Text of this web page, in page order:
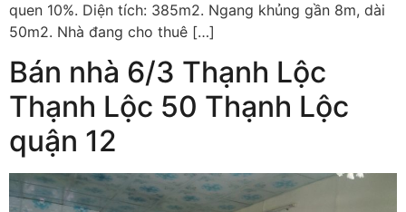
quen 10%. Diện tích: 385m2. Ngang khủng gần 8m, dài
50m2. Nhà đang cho thuê […]
Bán nhà 6/3 Thạnh Lộc
Thạnh Lộc 50 Thạnh Lộc
quận 12